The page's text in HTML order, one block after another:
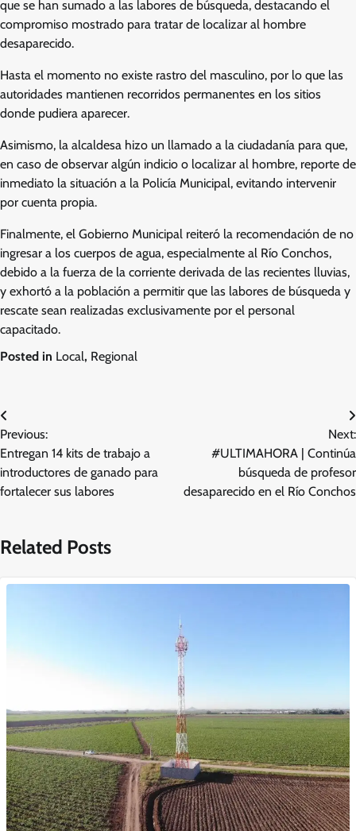
que se han sumado a las labores de búsqueda, destacando el
compromiso mostrado para tratar de localizar al hombre
desaparecido.
Hasta el momento no existe rastro del masculino, por lo que las
autoridades mantienen recorridos permanentes en los sitios
donde pudiera aparecer.
Asimismo, la alcaldesa hizo un llamado a la ciudadanía para que,
en caso de observar algún indicio o localizar al hombre, reporte de
inmediato la situación a la Policía Municipal, evitando intervenir
por cuenta propia.
Finalmente, el Gobierno Municipal reiteró la recomendación de no
ingresar a los cuerpos de agua, especialmente al Río Conchos,
debido a la fuerza de la corriente derivada de las recientes lluvias,
y exhortó a la población a permitir que las labores de búsqueda y
rescate sean realizadas exclusivamente por el personal
capacitado.
Posted in Local, Regional
Navegación
de
entradas
Previous:
Entregan 14 kits de trabajo a
introductores de ganado para
fortalecer sus labores
Next:
#ULTIMAHORA | Continúa
búsqueda de profesor
desaparecido en el Río Conchos
Related Posts